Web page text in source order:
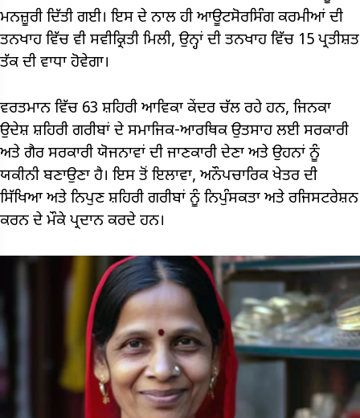
ਮਨਜ਼ੂਰੀ ਦਿੱਤੀ ਗਈ। ਇਸ ਦੇ ਨਾਲ ਹੀ ਆਊਟਸੋਰਸਿੰਗ ਕਰਮੀਆਂ ਦੀ
ਤਨਖਾਹ ਵਿੱਚ ਵੀ ਸਵੀਕ੍ਰਿਤੀ ਮਿਲੀ, ਉਨ੍ਹਾਂ ਦੀ ਤਨਖਾਹ ਵਿੱਚ 15 ਪ੍ਰਤੀਸ਼ਤ
ਤੱਕ ਦੀ ਵਾਧਾ ਹੋਵੇਗਾ।
ਵਰਤਮਾਨ ਵਿੱਚ 63 ਸ਼ਹਿਰੀ ਆਵਿਕਾ ਕੇਂਦਰ ਚੱਲ ਰਹੇ ਹਨ, ਜਿਨਕਾ
ਉਦੇਸ਼ ਸ਼ਹਿਰੀ ਗਰੀਬਾਂ ਦੇ ਸਮਾਜਿਕ-ਆਰਥਿਕ ਉਤਸਾਹ ਲਈ ਸਰਕਾਰੀ
ਅਤੇ ਗੈਰ ਸਰਕਾਰੀ ਯੋਜਨਾਵਾਂ ਦੀ ਜਾਣਕਾਰੀ ਦੇਣਾ ਅਤੇ ਉਹਨਾਂ ਨੂੰ
ਯਕੀਨੀ ਬਣਾਉਣਾ ਹੈ। ਇਸ ਤੋਂ ਇਲਾਵਾ, ਅਨੌਪਚਾਰਿਕ ਖੇਤਰ ਦੀ
ਸਿੱਖਿਆ ਅਤੇ ਨਿਪੁਣ ਸ਼ਹਿਰੀ ਗਰੀਬਾਂ ਨੂੰ ਨਿਪੁੰਸਕਤਾ ਅਤੇ ਰਜਿਸਟਰੇਸ਼ਨ
ਕਰਨ ਦੇ ਮੌਕੇ ਪ੍ਰਦਾਨ ਕਰਦੇ ਹਨ।